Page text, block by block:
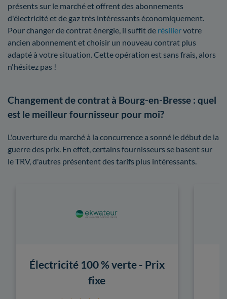
présents sur le marché et offrent des abonnements
d'électricité et de gaz très intéressants économiquement.
Pour changer de contrat énergie, il suffit de résiliervotre
ancien abonnement et choisir un nouveau contrat plus
adapté à votre situation. Cette opération est sans frais, alors
n'hésitez pas !
Changement de contrat à Bourg-en-Bresse : quel
est le meilleur fournisseur pour moi?
L'ouverture du marché à la concurrence a sonné le début de la
guerre des prix. En effet, certains fournisseurs se basent sur
le TRV, d'autres présentent des tarifs plus intéressants.
Électricité 100 % verte - Prix
fixe